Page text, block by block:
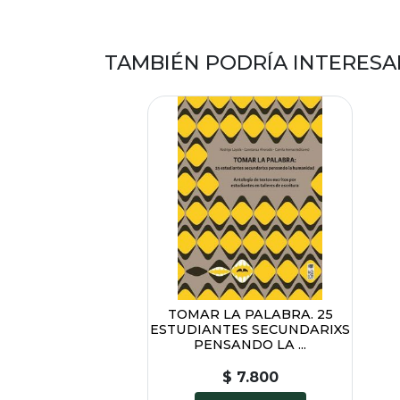
TAMBIÉN PODRÍA
TOMAR LA PALABRA. 25
ESTUDIANTES SECUNDARIXS
PENSANDO LA ...
$ 7.800